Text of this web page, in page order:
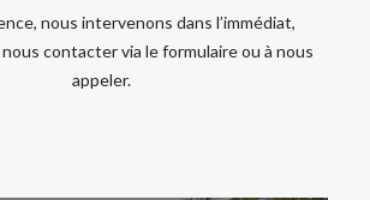
nous intervenons dans l’immédiat,
nous contacter via le formulaire ou à nous
appeler.